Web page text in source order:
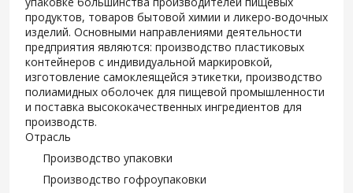
продуктов, товаров бытовой химии и ликеро-водочных
изделий. Основными направлениями деятельности
предприятия являются: производство пластиковых
контейнеров с индивидуальной маркировкой,
изготовление самоклеящейся этикетки, производство
полиамидных оболочек для пищевой промышленности
и поставка высококачественных ингредиентов для
производств.
Отрасль
Производство упаковки
Производство гофроупаковки